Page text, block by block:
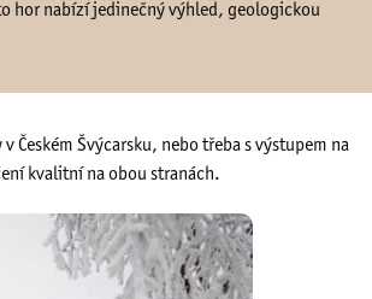
hor nabízí jedinečný výhled, geologickou
Českém Švýcarsku, nebo třeba s výstupem na
kvalitní na obou stranách.